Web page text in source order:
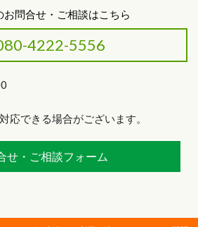
お問合せ・ご相談はこちら
4222-5556
応できる場合がございます。
せ・ご相談フォーム